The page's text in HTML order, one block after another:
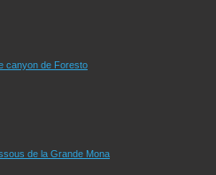
canyon de Foresto
de la Grande Mona